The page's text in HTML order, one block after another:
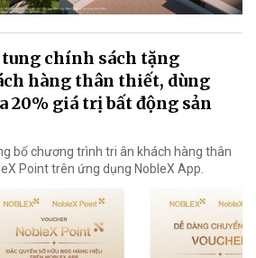
tung chính sách tặng
hàng thân thiết, dùng
20% giá trị bất động sản
bố chương trình tri ân khách hàng thân
Point trên ứng dụng NobleX App.